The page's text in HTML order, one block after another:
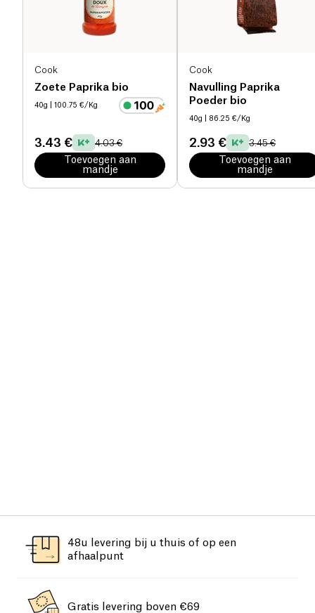
Cook
Zoete Paprika bio
40g | 100.75 €/Kg
3.43 € 4.03 €
Toevoegen aan
mandje
Cook
Navulling Paprika
Poeder bio
40g | 86.25 €/Kg
2.93 € 3.45 €
Toevoegen aan
mandje
48u levering bij u thuis of op een
afhaalpunt
Gratis levering boven €69